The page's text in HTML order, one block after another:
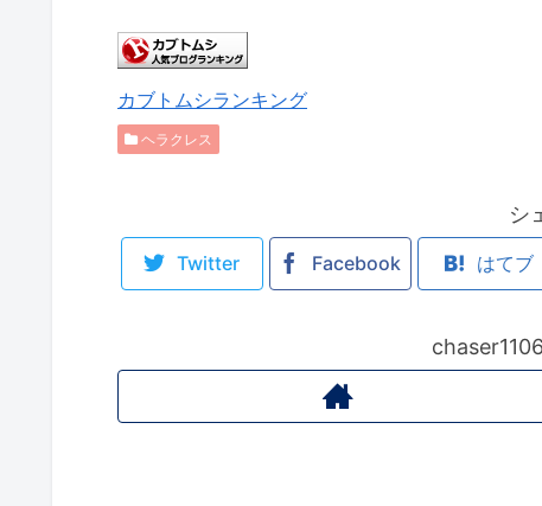
カブトムシランキング
ヘラクレス
シ
Twitter Facebook はてブ